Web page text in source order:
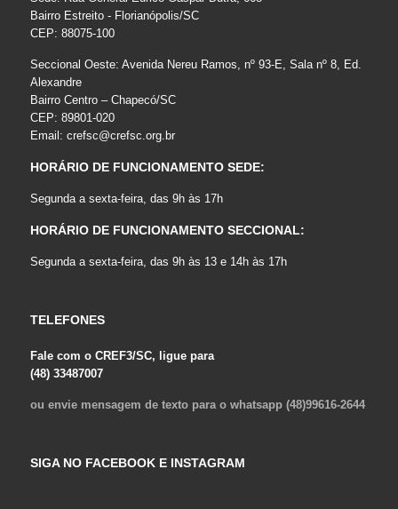
Bairro Estreito - Florianópolis/SC
CEP: 88075-100
Seccional Oeste: Avenida Nereu Ramos, nº 93-E, Sala nº 8, Ed.
Alexandre
Bairro Centro – Chapecó/SC
CEP: 89801-020
Email: crefsc@crefsc.org.br
HORÁRIO DE FUNCIONAMENTO SEDE:
Segunda a sexta-feira, das 9h às 17h
HORÁRIO DE FUNCIONAMENTO SECCIONAL:
Segunda a sexta-feira, das 9h às 13 e 14h às 17h
TELEFONES
Fale com o CREF3/SC, ligue para
(48) 33487007
ou envie mensagem de texto para o whatsapp (48)99616-2644
SIGA NO FACEBOOK E INSTAGRAM